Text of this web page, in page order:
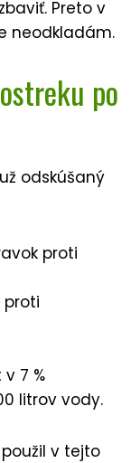
Preto v
neodkladám.
po
odskúšaný
proti
proti
7 %
litrov vody.
v tejto